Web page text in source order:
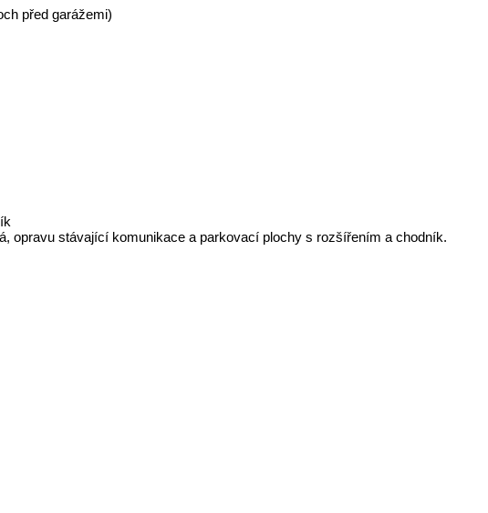
před garážemi)
opravu stávající komunikace a parkovací plochy s rozšířením a chodník.